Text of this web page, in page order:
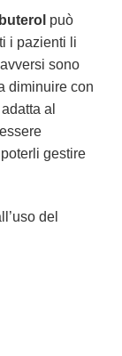
può
i pazienti li
sono
diminuire con
al
gestire
del